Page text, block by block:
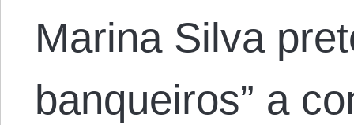
Marina Silva
banqueiros” a